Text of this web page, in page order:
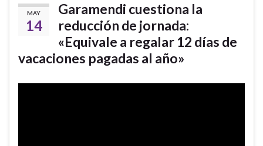
MAY
14
Garamendi cuestiona la
reducción de jornada:
«Equivale a regalar 12 días de
vacaciones pagadas al año»